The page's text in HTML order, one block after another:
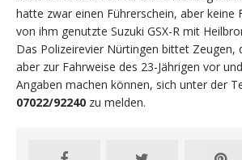
hatte zwar einen Führerschein, aber keine
von ihm genutzte Suzuki GSX-R mit
Das Polizeirevier Nürtingen bittet Zeugen,
aber zur Fahrweise des 23-Jährigen vor
Angaben machen können, sich unter der
07022/92240 zu melden.